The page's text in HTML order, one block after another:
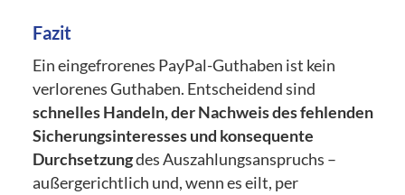
Fazit
Ein eingefrorenes PayPal-Guthaben ist kein
verlorenes Guthaben. Entscheidend sind
schnelles Handeln, der Nachweis des fehlenden
Sicherungsinteresses und konsequente
Durchsetzungdes Auszahlungsanspruchs –
außergerichtlich und, wenn es eilt, per